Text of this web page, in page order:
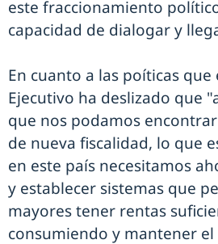
este fraccionamiento
capacidad de dialogar y
En cuanto a las poíticas
Ejecutivo ha deslizado que
que nos podamos
de nueva fiscalidad, lo que
en este país necesitamos
y establecer sistemas que
mayores tener rentas
consumiendo y mantener